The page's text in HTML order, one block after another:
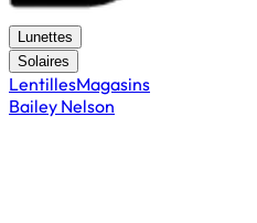
Lunettes
Solaires
LentillesMagasins
Bailey Nelson